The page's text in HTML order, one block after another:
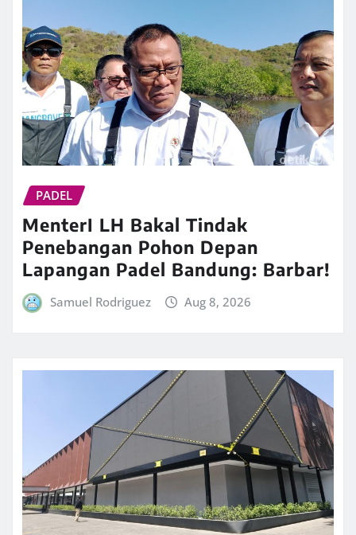
PADEL
MenterI LH Bakal Tindak
Penebangan Pohon Depan
Lapangan Padel Bandung: Barbar!
Samuel Rodriguez Aug 8, 2026